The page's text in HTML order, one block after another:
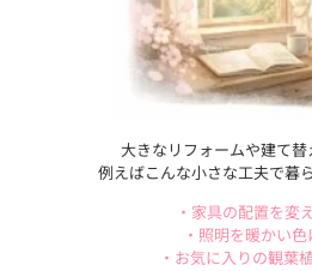
大きなリフォームや建て替
例えばこんな小さな工夫で暮
・家具の配置を変
・照明を暖かい色
・お気に入りの観葉